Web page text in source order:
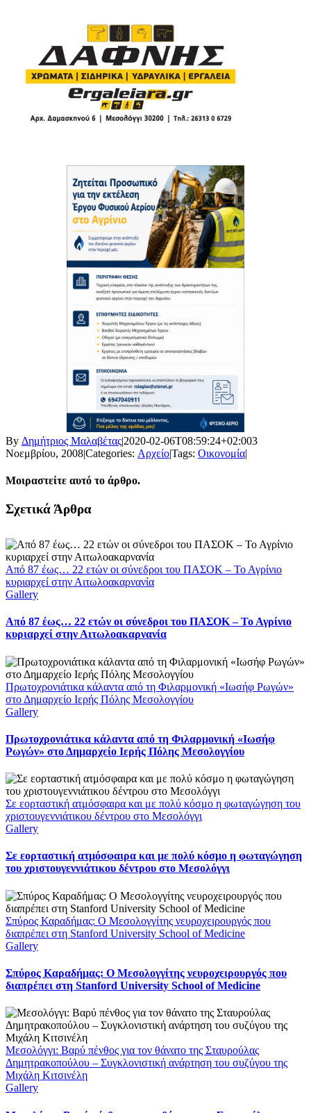
By Δημήτριος Μαλαβέτας|2020-02-06T08:59:24+02:003
Νοεμβρίου, 2008|Categories: Αρχείο|Tags: Οικονομία|
Μοιραστείτε αυτό το άρθρο.
Facebook
X
LinkedIn
WhatsApp
Email
Σχετικά Άρθρα
Από 87 έως… 22 ετών οι σύνεδροι του ΠΑΣΟΚ – Το Αγρίνιο
κυριαρχεί στην Αιτωλοακαρνανία
Gallery
Από 87 έως… 22 ετών οι σύνεδροι του ΠΑΣΟΚ – Το Αγρίνιο
κυριαρχεί στην Αιτωλοακαρνανία
Πρωτοχρονιάτικα κάλαντα από τη Φιλαρμονική «Ιωσήφ Ρωγών»
στο Δημαρχείο Ιερής Πόλης Μεσολογγίου
Gallery
Πρωτοχρονιάτικα κάλαντα από τη Φιλαρμονική «Ιωσήφ
Ρωγών» στο Δημαρχείο Ιερής Πόλης Μεσολογγίου
Σε εορταστική ατμόσφαιρα και με πολύ κόσμο η φωταγώγηση του
χριστουγεννιάτικου δέντρου στο Μεσολόγγι
Gallery
Σε εορταστική ατμόσφαιρα και με πολύ κόσμο η φωταγώγηση
του χριστουγεννιάτικου δέντρου στο Μεσολόγγι
Σπύρος Καραδήμας: Ο Μεσολογγίτης νευροχειρουργός που
διαπρέπει στη Stanford University School of Medicine
Gallery
Σπύρος Καραδήμας: Ο Μεσολογγίτης νευροχειρουργός που
διαπρέπει στη Stanford University School of Medicine
Μεσολόγγι: Βαρύ πένθος για τον θάνατο της Σταυρούλας
Δημητρακοπούλου – Συγκλονιστική ανάρτηση του συζύγου της
Μιχάλη Κιτσινέλη
Gallery